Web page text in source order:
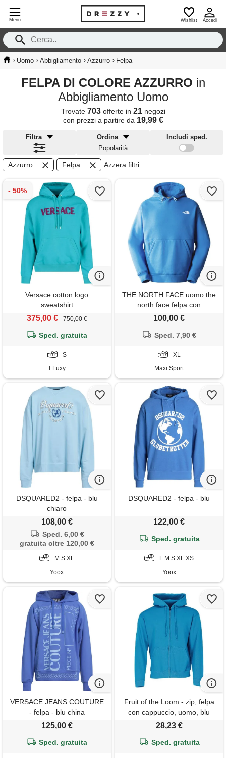
Menu Wishlist Accedi
› Uomo › Abbigliamento › Azzurro › Felpa
FELPA DI COLORE AZZURRO in
Abbigliamento Uomo
Trovate 703offerte in 21negozi
con prezzi a partire da 19,99 €
Filtra
Ordina
Popolarità
Includi sped.
Azzurro Felpa Azzera filtri
Versace cotton logo
sweatshirt
375,00 € 750,00 €
Sped. gratuita
S
T.Luxy
THE NORTH FACE uomo the
north face felpa con
cappuccio icon
100,00 €
Sped. 7,90 €
XL
Maxi Sport
DSQUARED2 - felpa - blu
chiaro
108,00 €
Sped. 6,00 €
gratuita oltre 120,00 €
M S XL
Yoox
DSQUARED2 - felpa - blu
122,00 €
Sped. gratuita
L M S XL XS
Yoox
VERSACE JEANS COUTURE
- felpa - blu china
125,00 €
Sped. gratuita
Fruit of the Loom - zip, felpa
con cappuccio, uomo, blu
(blue), small
28,23 €
Sped. gratuita